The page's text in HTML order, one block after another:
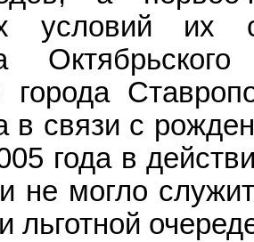
условий их
города
в связи с
года в
не могло
льготной